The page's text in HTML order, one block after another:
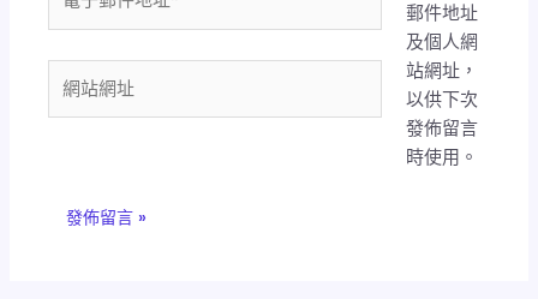
子
地
站
郵件地址
及個人網
站網址，
以供下次
發佈留言
時使用。